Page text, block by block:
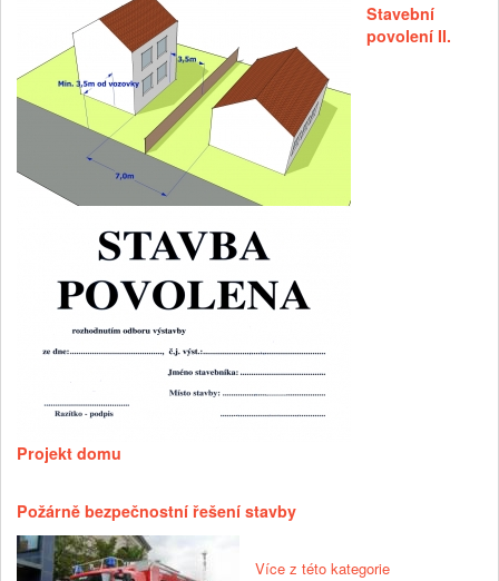
Stavební
povolení II.
Projekt domu
Požárně bezpečnostní řešení stavby
Více z této kategorie